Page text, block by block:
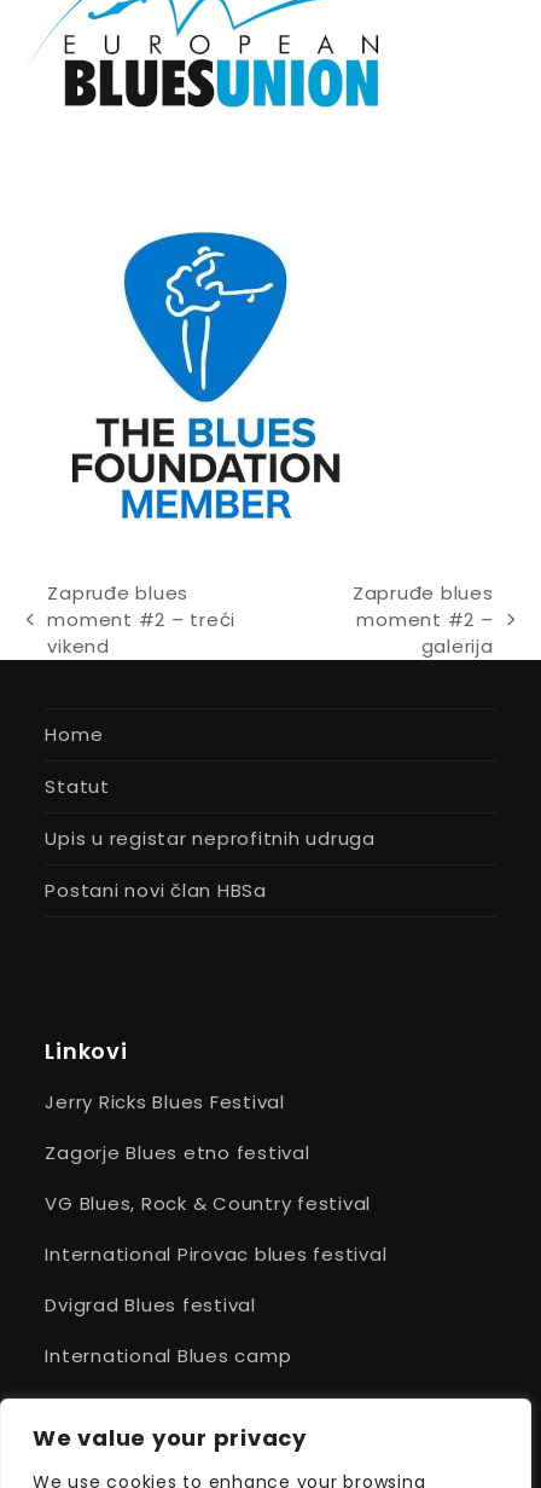
We value your privacy
We use cookies to enhance your browsing
previous
post:
Zapruđe blues
moment #2 – treći
vikend
post:
Zapruđe blues
moment #2 –
galerija
Home
Statut
Upis u registar neprofitnih udruga
Postani novi član HBSa
Linkovi
Jerry Ricks Blues Festival
Zagorje Blues etno festival
VG Blues, Rock & Country festival
International Pirovac blues festival
Dvigrad Blues festival
International Blues camp
Cittanova Blues
Fontana Blues festival